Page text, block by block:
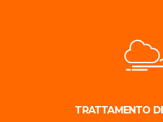
TRATTAMENTO